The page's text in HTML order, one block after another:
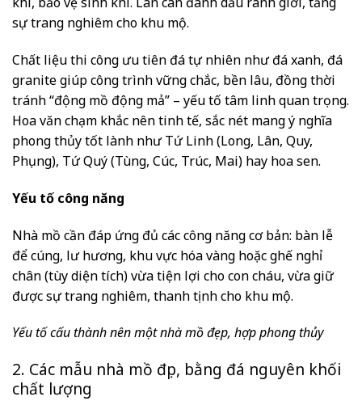
sự trang nghiêm cho khu mộ.
Chất liệu thi công ưu tiên đá tự nhiên như đá xanh, đá
granite giúp công trình vững chắc, bền lâu, đồng thời
tránh “động mồ động mả” – yếu tố tâm linh quan trọng.
Hoa văn chạm khắc nên tinh tế, sắc nét mang ý nghĩa
phong thủy tốt lành như Tứ Linh (Long, Lân, Quy,
Phụng), Tứ Quý (Tùng, Cúc, Trúc, Mai) hay hoa sen.
Yếu tố công năng
Nhà mồ cần đáp ứng đủ các công năng cơ bản: bàn lễ
để cúng, lư hương, khu vực hóa vàng hoặc ghế nghỉ
chân (tùy diện tích) vừa tiện lợi cho con cháu, vừa giữ
được sự trang nghiêm, thanh tịnh cho khu mộ.
Yếu tố cấu thành nên một nhà mồ đẹp, hợp phong thủy
2. Các mẫu nhà mồ đẹp, bằng đá nguyên khối
chất lượng